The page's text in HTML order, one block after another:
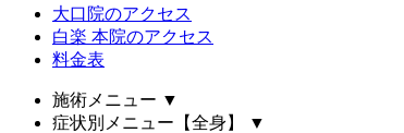
大口院のアクセス
白楽 本院のアクセス
料金表
施術メニュー ▼
症状別メニュー【全身】
▼